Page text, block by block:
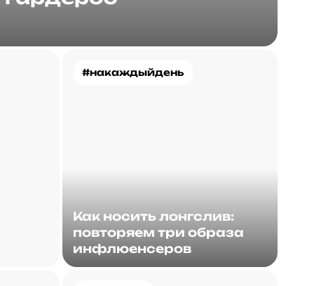
#накаждыйдень
Как носить лонгслив:
повторяем три образа
инфлюенсеров